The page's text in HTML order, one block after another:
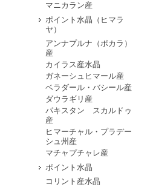
マニカラン産
ポイント水晶（ヒマラ
ヤ）
アンナプルナ（ポカラ）
産
カイラス産水晶
ガネーシュヒマール産
ベラダール・バシール産
ダウラギリ産
パキスタン スカルドゥ
産
ヒマーチャル・プラデー
シュ州産
マチャプチャレ産
ポイント水晶
コリント産水晶